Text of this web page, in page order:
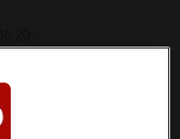
Indipendente
(SISA) si è